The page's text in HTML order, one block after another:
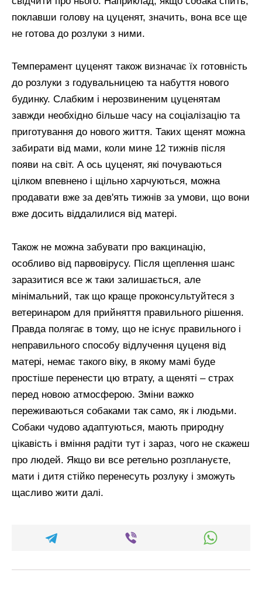
поклавши голову на цуценят, значить, вона все ще
не готова до розлуки з ними.
Темперамент цуценят також визначає їх готовність
до розлуки з годувальницею та набуття нового
будинку. Слабким і нерозвиненим цуценятам
завжди необхідно більше часу на соціалізацію та
приготування до нового життя. Таких щенят можна
забирати від мами, коли мине 12 тижнів після
появи на світ. А ось цуценят, які почуваються
цілком впевнено і щільно харчуються, можна
продавати вже за дев'ять тижнів за умови, що вони
вже досить віддалилися від матері.
Також не можна забувати про вакцинацію,
особливо від парвовірусу. Після щеплення шанс
заразитися все ж таки залишається, але
мінімальний, так що краще проконсультуйтеся з
ветеринаром для прийняття правильного рішення.
Правда полягає в тому, що не існує правильного і
неправильного способу відлучення цуценя від
матері, немає такого віку, в якому мамі буде
простіше перенести цю втрату, а щеняті – страх
перед новою атмосферою. Зміни важко
переживаються собаками так само, як і людьми.
Собаки чудово адаптуються, мають природну
цікавість і вміння радіти тут і зараз, чого не скажеш
про людей. Якщо ви все ретельно розплануєте,
мати і дитя стійко перенесуть розлуку і зможуть
щасливо жити далі.